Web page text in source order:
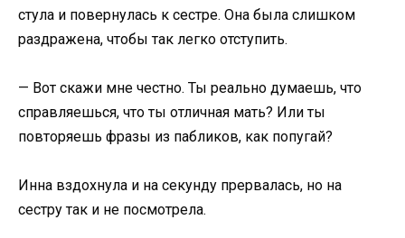
стула и повернулась к сестре. Она была слишком
раздражена, чтобы так легко отступить.
— Вот скажи мне честно. Ты реально думаешь, что
справляешься, что ты отличная мать? Или ты
повторяешь фразы из пабликов, как попугай?
Инна вздохнула и на секунду прервалась, но на
сестру так и не посмотрела.